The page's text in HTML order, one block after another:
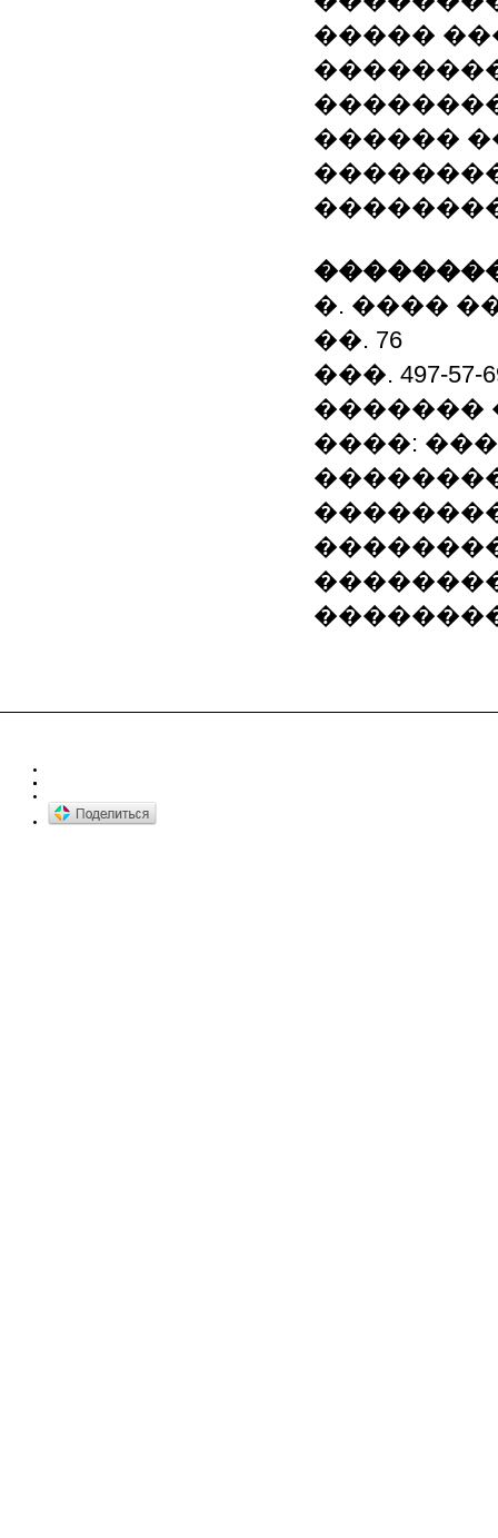
�����
������
�. ����
��. 76
���. 497-57-
�������
����: